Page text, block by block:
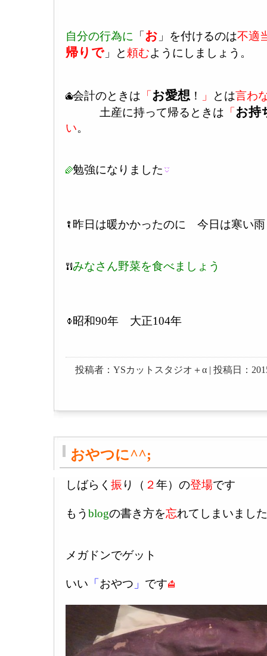
自分の行為に 「 お 」を付けるのは不適
帰りで」と 頼むようにしましょう。
会計のときは 「 お愛想 ！ 」 とは言わ
土産に持って帰るときは 「 お持
い。
勉強になりました
昨日は暖かかったのに 今日は寒い雨
みなさん野菜を食べましょう
昭和90年 大正104年
投稿者：YSカットスタジオ＋α | 投稿日：
おやつに^^;
しばらく 振 り（ ２ 年）の登場です
もう blogの書き方を忘れてしまいまし
メガドンでゲット
いい 「 おやつ 」 です